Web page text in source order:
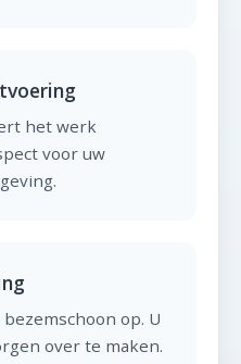
het werk
voor uw
op. U
over te maken.